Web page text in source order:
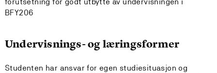
BFY206
Undervisnings- og læringsformer
Studenten har ansvar for egen studiesituasjon og